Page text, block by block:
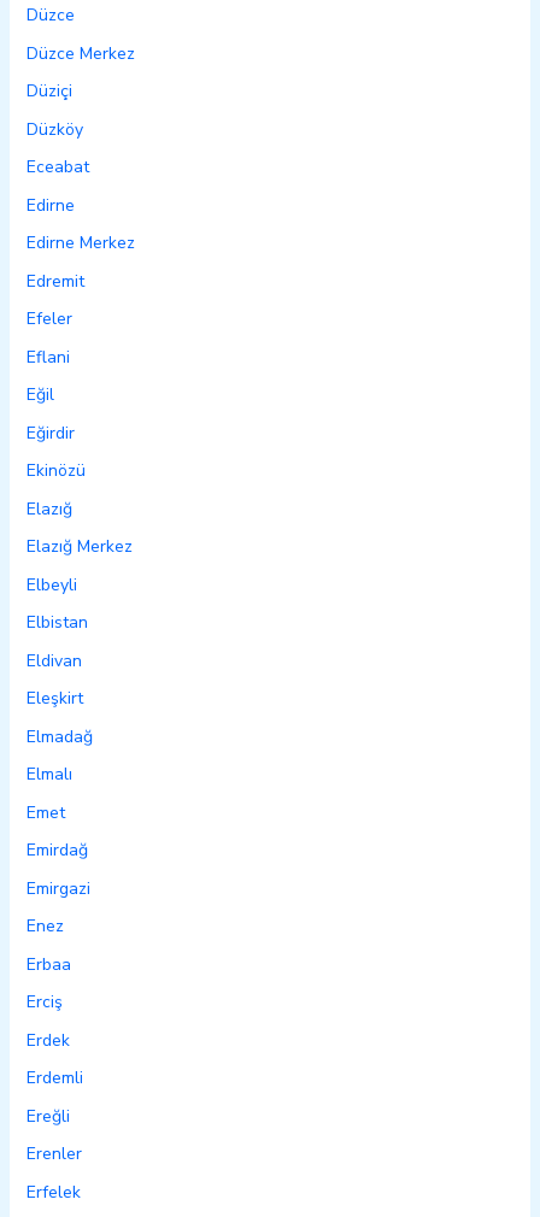
Düzce
Düzce Merkez
Düziçi
Düzköy
Eceabat
Edirne
Edirne Merkez
Edremit
Efeler
Eflani
Eğil
Eğirdir
Ekinözü
Elazığ
Elazığ Merkez
Elbeyli
Elbistan
Eldivan
Eleşkirt
Elmadağ
Elmalı
Emet
Emirdağ
Emirgazi
Enez
Erbaa
Erciş
Erdek
Erdemli
Ereğli
Erenler
Erfelek